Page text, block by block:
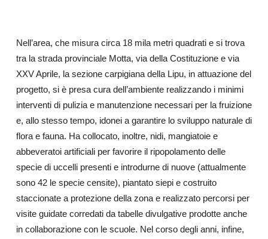
Nell’area, che misura circa 18 mila metri quadrati e si trova
tra la strada provinciale Motta, via della Costituzione e via
XXV Aprile, la sezione carpigiana della Lipu, in attuazione del
progetto, si è presa cura dell’ambiente realizzando i minimi
interventi di pulizia e manutenzione necessari per la fruizione
e, allo stesso tempo, idonei a garantire lo sviluppo naturale di
flora e fauna. Ha collocato, inoltre, nidi, mangiatoie e
abbeveratoi artificiali per favorire il ripopolamento delle
specie di uccelli presenti e introdurne di nuove (attualmente
sono 42 le specie censite), piantato siepi e costruito
staccionate a protezione della zona e realizzato percorsi per
visite guidate corredati da tabelle divulgative prodotte anche
in collaborazione con le scuole. Nel corso degli anni, infine,